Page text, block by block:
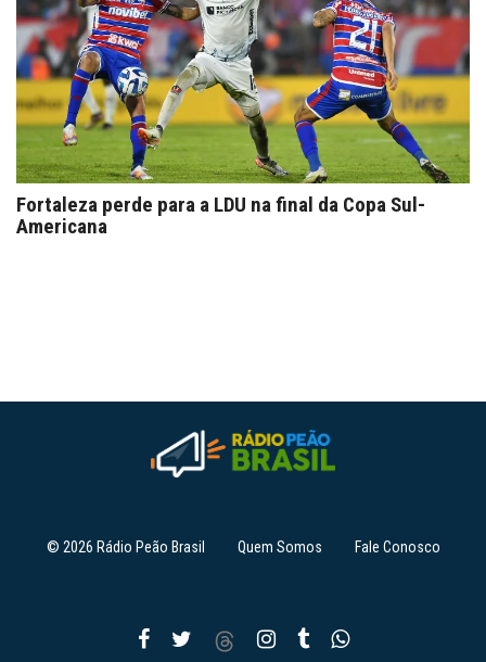
Fortaleza perde para a LDU na final da Copa Sul-
Americana
© 2026 Rádio Peão Brasil Quem Somos Fale Conosco